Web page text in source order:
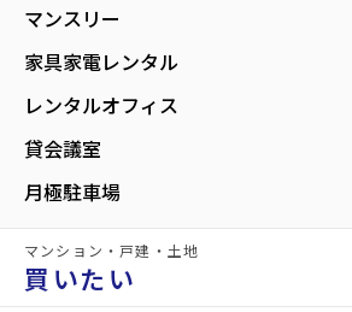
マンスリー
家具家電レンタル
レンタルオフィス
貸会議室
月極駐車場
マンション・戸建・土地
買いたい